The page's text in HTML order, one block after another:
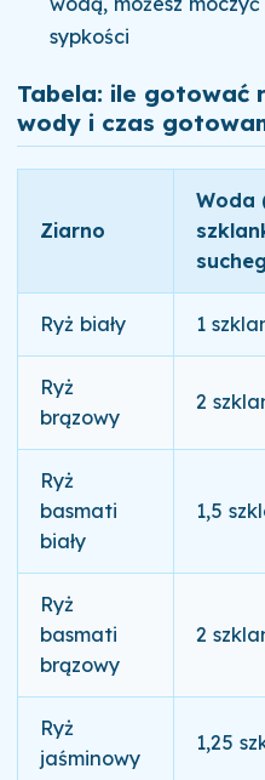
sypkości
Tabela: ile gotować
wody i czas
Ziarno
Woda
Ryż biały 1
Ryż
brązowy
2
Ryż
basmati
biały
1,5
Ryż
basmati
brązowy
2
Ryż
jaśminowy
1,25